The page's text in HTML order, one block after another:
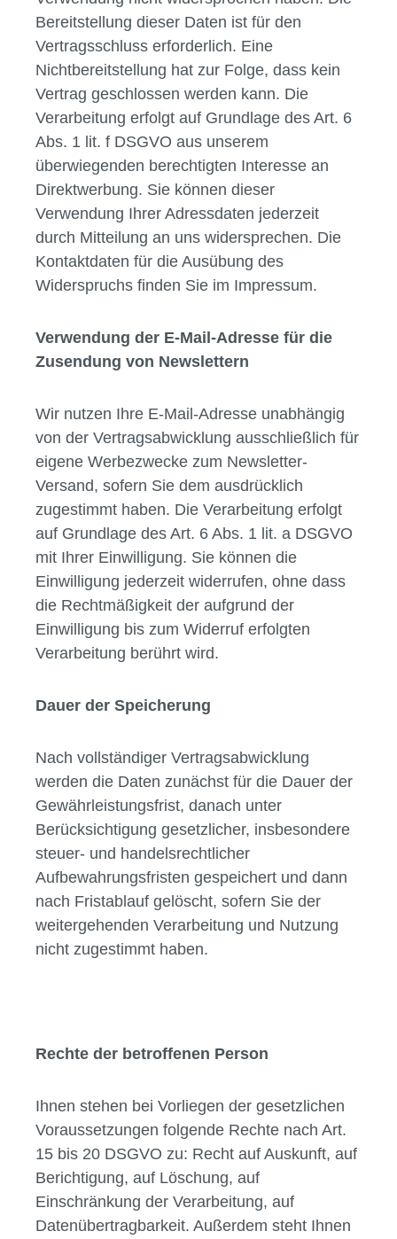
Bereitstellung dieser Daten ist für den
Vertragsschluss erforderlich. Eine
Nichtbereitstellung hat zur Folge, dass kein
Vertrag geschlossen werden kann. Die
Verarbeitung erfolgt auf Grundlage des Art. 6
Abs. 1 lit. f DSGVO aus unserem
überwiegenden berechtigten Interesse an
Direktwerbung. Sie können dieser
Verwendung Ihrer Adressdaten jederzeit
durch Mitteilung an uns widersprechen. Die
Kontaktdaten für die Ausübung des
Widerspruchs finden Sie im Impressum.
Verwendung der E-Mail-Adresse für die
Zusendung von Newslettern
Wir nutzen Ihre E-Mail-Adresse unabhängig
von der Vertragsabwicklung ausschließlich für
eigene Werbezwecke zum Newsletter-
Versand, sofern Sie dem ausdrücklich
zugestimmt haben. Die Verarbeitung erfolgt
auf Grundlage des Art. 6 Abs. 1 lit. a DSGVO
mit Ihrer Einwilligung. Sie können die
Einwilligung jederzeit widerrufen, ohne dass
die Rechtmäßigkeit der aufgrund der
Einwilligung bis zum Widerruf erfolgten
Verarbeitung berührt wird.
Dauer der Speicherung
Nach vollständiger Vertragsabwicklung
werden die Daten zunächst für die Dauer der
Gewährleistungsfrist, danach unter
Berücksichtigung gesetzlicher, insbesondere
steuer- und handelsrechtlicher
Aufbewahrungsfristen gespeichert und dann
nach Fristablauf gelöscht, sofern Sie der
weitergehenden Verarbeitung und Nutzung
nicht zugestimmt haben.
Rechte der betroffenen Person
Ihnen stehen bei Vorliegen der gesetzlichen
Voraussetzungen folgende Rechte nach Art.
15 bis 20 DSGVO zu: Recht auf Auskunft, auf
Berichtigung, auf Löschung, auf
Einschränkung der Verarbeitung, auf
Datenübertragbarkeit. Außerdem steht Ihnen